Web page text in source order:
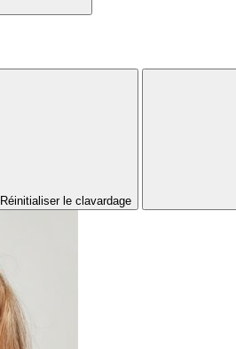
Réinitialiser le clavardage